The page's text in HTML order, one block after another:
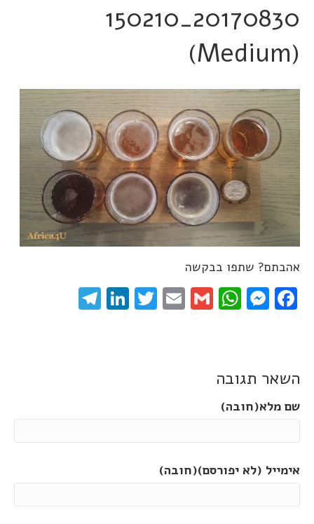
20170830_150210
(Medium)
אהבתם? שתפו בבקשה
Facebook
Messenger
WhatsApp
Gmail
Email
Twitter
LinkedIn
השאר תגובה
שם מלא(חובה)
אימייל (לא יפורסם)(חובה)